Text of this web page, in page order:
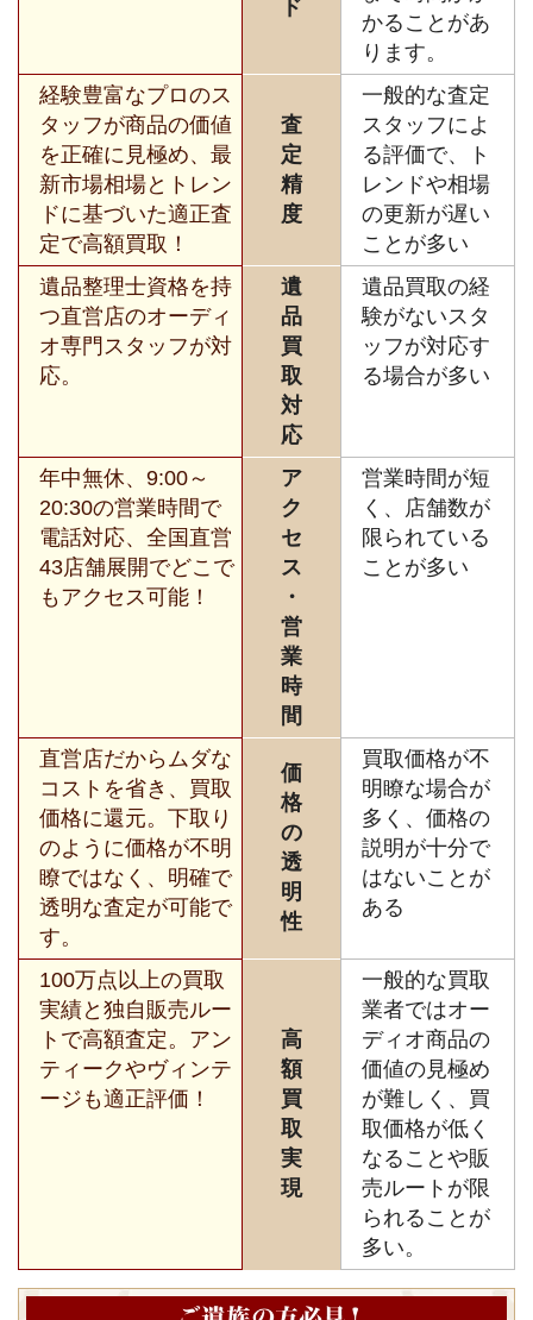
ド
かることがあ
ります。
経験豊富なプロのス
タッフが商品の価値
を正確に見極め、最
新市場相場とトレン
ドに基づいた適正査
定で高額買取！
査
定
精
度
一般的な査定
スタッフによ
る評価で、ト
レンドや相場
の更新が遅い
ことが多い
遺品整理士資格を持
つ直営店のオーディ
オ専門スタッフが対
応。
遺
品
買
取
対
応
遺品買取の経
験がないスタ
ッフが対応す
る場合が多い
年中無休、9:00～
20:30の営業時間で
電話対応、全国直営
43店舗展開でどこで
もアクセス可能！
ア
ク
セ
ス
・
営
業
時
間
営業時間が短
く、店舗数が
限られている
ことが多い
直営店だからムダな
コストを省き、買取
価格に還元。下取り
のように価格が不明
瞭ではなく、明確で
透明な査定が可能で
す。
価
格
の
透
明
性
買取価格が不
明瞭な場合が
多く、価格の
説明が十分で
はないことが
ある
100万点以上の買取
実績と独自販売ルー
トで高額査定。アン
ティークやヴィンテ
ージも適正評価！
高
額
買
取
実
現
一般的な買取
業者ではオー
ディオ商品の
価値の見極め
が難しく、買
取価格が低く
なることや販
売ルートが限
られることが
多い。